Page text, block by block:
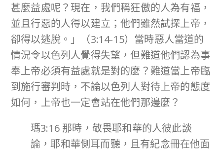
甚麼益處呢？現在，我們稱狂傲的人為有福，
並且行惡的人得以建立；他們雖然試探上帝，
卻得以逃脫。」（3:14-15）當時惡人當道的
情況令以色列人覺得失望，但難道他們認為事
奉上帝必須有益處就是對的麼？難道當上帝臨
到施行審判時，不論以色列人對待上帝的態度
如何，上帝也一定會站在他們那邊麼？
瑪3:16 那時，敬畏耶和華的人彼此談
論，耶和華側耳而聽，且有紀念冊在他面